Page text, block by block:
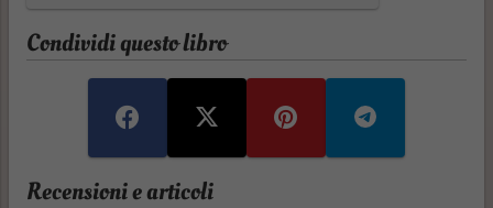
Condividi questo libro
Recensioni e articoli